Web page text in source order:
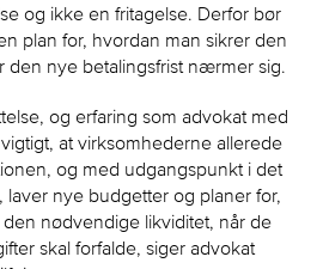
og ikke en fritagelse. Derfor bør
plan for, hvordan man sikrer den
den nye betalingsfrist nærmer sig.
og erfaring som advokat med
at virksomhederne allerede
og med udgangspunkt i det
nye budgetter og planer for,
nødvendige likviditet, når de
skal forfalde, siger advokat